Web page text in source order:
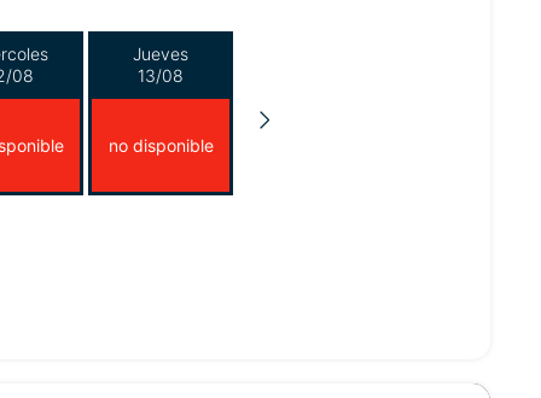
08
Jueves
13/08
no disponible